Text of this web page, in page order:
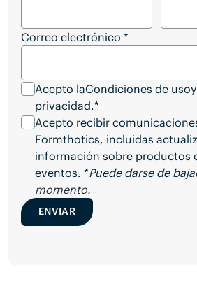
Correo electrónico *
Acepto laCondiciones de uso
privacidad.*
Acepto recibir
Formthotics, incluidas
información sobre productos
eventos. *Puede darse de baja
momento.
ENVIAR